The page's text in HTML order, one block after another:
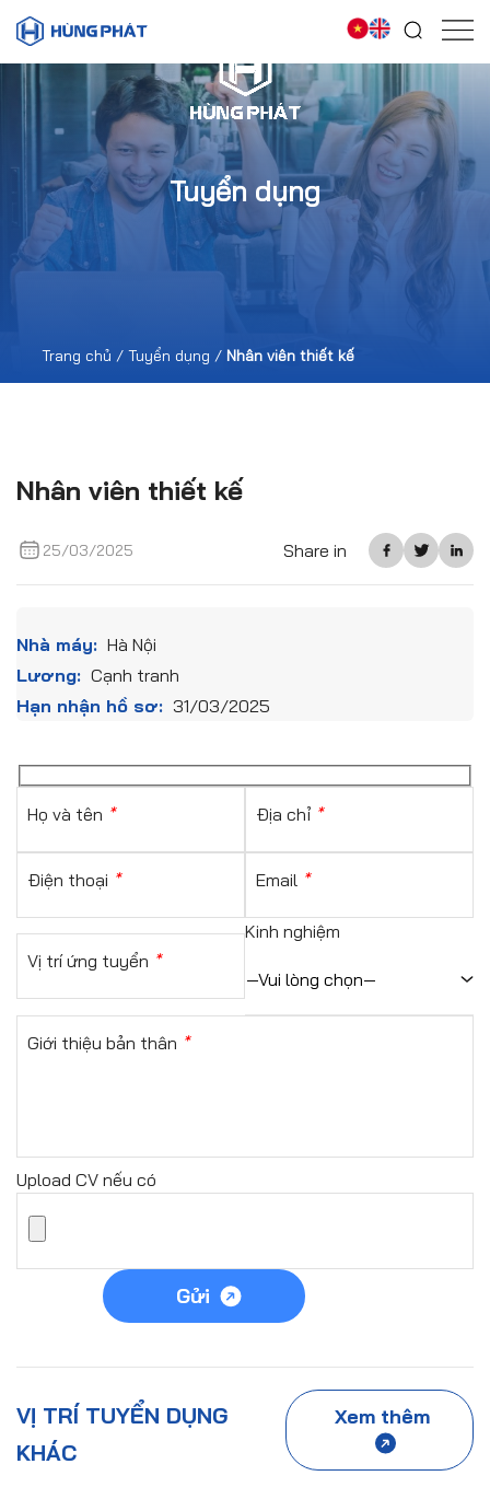
Tuyển dụng
Trang chủ / Tuyển dụng / Nhân viên thiết kế
Nhân viên thiết kế
25/03/2025 Share in
Nhà máy: Hà Nội
Lương: Cạnh tranh
Hạn nhận hồ sơ: 31/03/2025
Họ và tên * Địa chỉ *
Điện thoại * Email *
Vị trí ứng tuyển *
Kinh nghiệm
Giới thiệu bản thân *
Upload CV nếu có
Gửi
VỊ TRÍ TUYỂN DỤNG
KHÁC
Xem thêm